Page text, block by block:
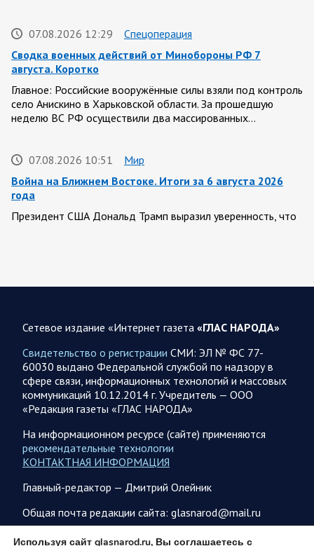
07.08.2026 12:29
Спецоперация
Сводка военных действий от Минобороны РФ 7
августа. Коротко
Главное: Российские вооружённые силы взяли под контроль
село Анискино в Харьковской области. За прошедшую
неделю ВС РФ осуществили два массированных…
07.08.2026 10:51
Мир
Война на Ближнем Востоке. Итоги за 6 августа 2026
года
Президент США Дональд Трамп выразил уверенность, что
07.08.2026 09:56
Спецоперация
объектам в 6 областях Украины
147 БПЛА, запущенных с территории России, из которых
якобы «сбиты/подавлены» – 114. В Рени…
07.08.2026 09:46
Спецоперация
Фронтовая сводка Олега Царева на утро 7 августа 2026
года
203 украинских БПЛА сбито ПВО ночью над 18 субъектами
РФ: Беспилотники сбивали над территориями
Белгородской, Брянской, Волгоградской, Воронежской,
Калужской, Курской,…
Сетевое издание «Интернет газета «ГЛАС НАРОДА»
Свидетельство о регистрации СМИ: ЭЛ № ФС 77-
60030 выдано Федеральной службой по надзору в
сфере связи, информационных технологий и массовых
коммуникаций 10.12.2014 г. Учредитель — ООО
«Редакция газеты «ГЛАС НАРОДА»
На информационном ресурсе (сайте) применяются
рекомендательные технологии
КОНТАКТНАЯ ИНФОРМАЦИЯ
Главный-редактор — Дмитрий Олейник
Общая почта редакции сайта: glasnarod@mail.ru
ПОДПИСКА
Используя сайт glasnarod.ru, Вы соглашаетесь с